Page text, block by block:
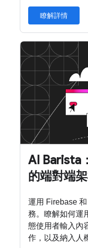
瞭解詳情
AI Barista
的端對端
運用 Firebase
務。瞭解如何運
態使用者輸入內
作，以及納入人